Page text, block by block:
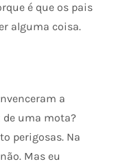
é que os pais
alguma coisa.
a
de uma mota?
perigosas. Na
Mas eu